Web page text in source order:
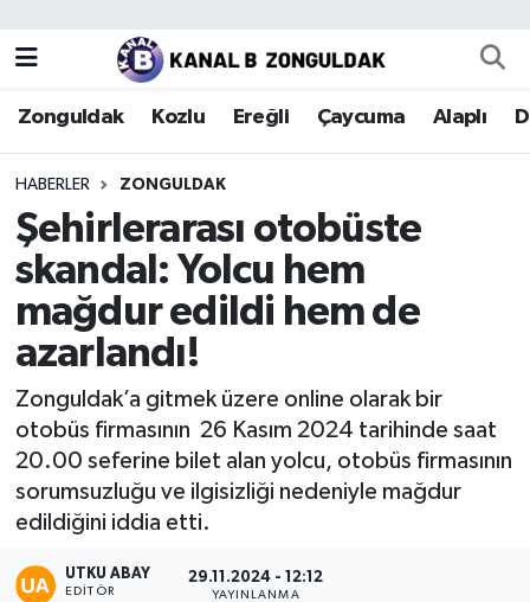
Zonguldak Kozlu Ereğli Çaycuma Alaplı
HABERLER ZONGULDAK
Şehirlerarası otobüste
skandal: Yolcu hem
mağdur edildi hem de
azarlandı!
Zonguldak’a gitmek üzere online olarak bir
otobüs firmasının 26 Kasım 2024 tarihinde saat
20.00 seferine bilet alan yolcu, otobüs firmasının
sorumsuzluğu ve ilgisizliği nedeniyle mağdur
edildiğini iddia etti.
UTKU ABAY
EDITÖR
29.11.2024 - 12:12
YAYINLANMA
Zonguldak
Kozlu
Ereğli
Çaycuma
Alaplı
Devrek
Gökçebey
Bartın
Karabük
Zonguldak Nöbetçi Eczaneler
Zonguldak Hava Durumu
Zonguldak Trafik Yoğunluk Haritası
Puan Durumu ve Fikstür
Tüm Manşetler
Son Dakika Haberleri
Haber Arşivi